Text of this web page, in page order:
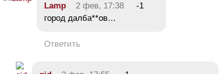
Lamp 2 фев, 17:38
-1
город далба**ов…
Ответить